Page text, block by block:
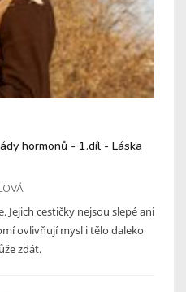
hormonů - 1.díl - Láska
Jejich cestičky nejsou slepé ani
ovlivňují mysl i tělo daleko
zdát.